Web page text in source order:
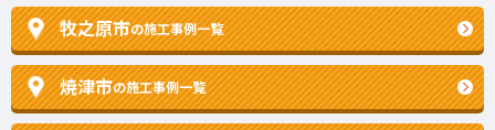
牧之原市の施工事例一覧
焼津市の施工事例一覧